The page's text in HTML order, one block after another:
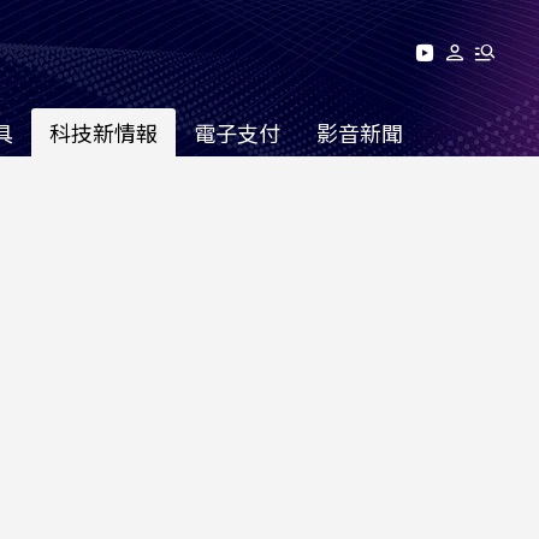
科技新情報 電子支付 影音新聞